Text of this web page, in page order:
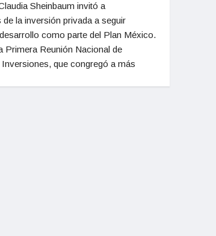
Sheinbaum invitó a
de la inversión privada a seguir
como parte del Plan México.
Primera Reunión Nacional de
que congregó a más